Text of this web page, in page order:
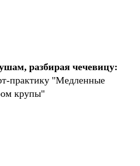
разбирая чечевицу:
практику "Медленные
крупы"